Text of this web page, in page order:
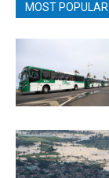
MOST POPULAR